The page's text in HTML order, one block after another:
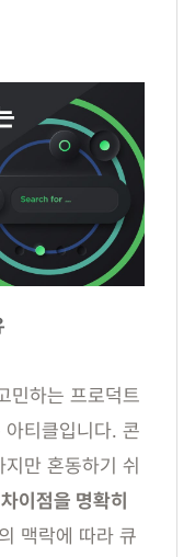
민하는 프로덕트
티클입니다. 콘
만 혼동하기 쉬
이점을 명확히
맥락에 따라 큐